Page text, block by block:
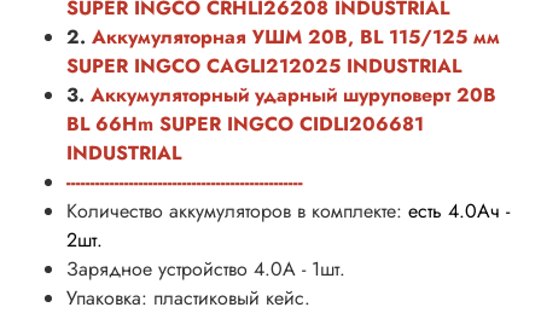
SUPER INGCO CRHLI26208 INDUSTRIAL
2. Аккумуляторная УШМ 20В, BL 115/125 мм
SUPER INGCO CAGLI212025 INDUSTRIAL
3. Аккумуляторный ударный шуруповерт 20B
BL 66Hm SUPER INGCO CIDLI206681
INDUSTRIAL
-------------------------------------------------
Количество аккумуляторов в комплекте: есть 4.0Ач -
2шт.
Зарядное устройство 4.0А - 1шт.
Упаковка: пластиковый кейс.